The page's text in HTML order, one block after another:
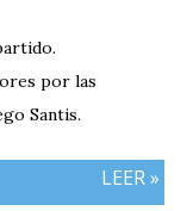
por las
Santis.
LEER »